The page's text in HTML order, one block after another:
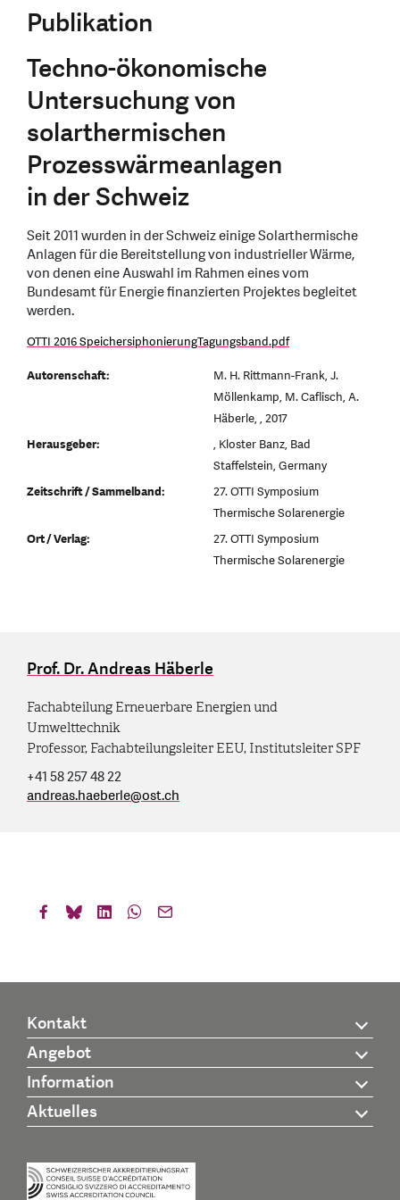
Publikation
Techno-ökonomische
Untersuchung von
solarthermischen
Prozesswärmeanlagen
in der Schweiz
Seit 2011 wurden in der Schweiz einige Solarthermische
Anlagen für die Bereitstellung von industrieller Wärme,
von denen eine Auswahl im Rahmen eines vom
Bundesamt für Energie finanzierten Projektes begleitet
werden.
OTTI 2016 SpeichersiphonierungTagungsband.pdf
Autorenschaft:
M. H. Rittmann-Frank, J.
Möllenkamp, M. Caflisch, A.
Häberle, , 2017
Herausgeber:
, Kloster Banz, Bad
Staffelstein, Germany
Zeitschrift / Sammelband:
27. OTTI Symposium
Thermische Solarenergie
Ort / Verlag:
27. OTTI Symposium
Thermische Solarenergie
Prof. Dr. Andreas Häberle
Fachabteilung Erneuerbare Energien und
Umwelttechnik
Professor, Fachabteilungsleiter EEU, Institutsleiter SPF
+41 58 257 48 22
andreas.haeberle@ost.ch
Kontakt
Angebot
Information
Aktuelles